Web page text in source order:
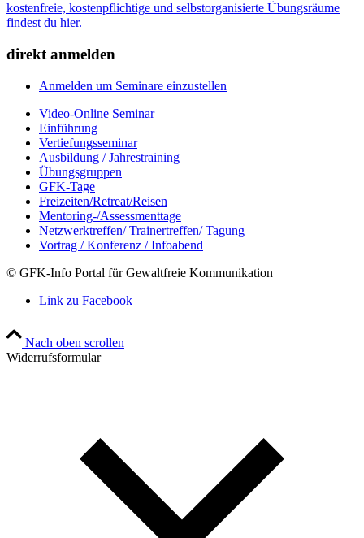
kostenfreie, kostenpflichtige und selbstorganisierte Übungsräume
findest du hier.
direkt anmelden
Anmelden um Seminare einzustellen
Video-Online Seminar
Einführung
Vertiefungsseminar
Ausbildung / Jahrestraining
Übungsgruppen
GFK-Tage
Freizeiten/Retreat/Reisen
Mentoring-/Assessmenttage
Netzwerktreffen/ Trainertreffen/ Tagung
Vortrag / Konferenz / Infoabend
© GFK-Info Portal für Gewaltfreie Kommunikation
Link zu Facebook
Nach oben scrollen
Widerrufsformular